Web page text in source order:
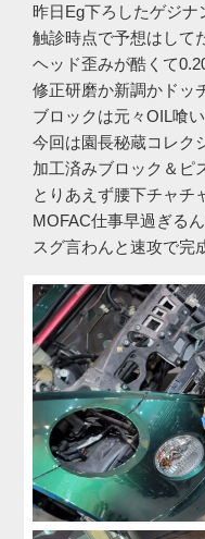
昨日Eg下ろしたゲジナ
触診時点で予想はして
ヘッド歪みが酷くて
修正研磨か新調かドッ
ブロックは元々OIL喰
今回は園長秘蔵コレク
加工済みブロック＆ピ
とりあえず腰下チャチ
MOFAC仕事早過ぎる
スグ言わんと速攻で完